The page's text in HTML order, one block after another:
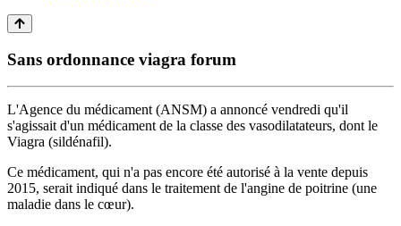
Sans ordonnance viagra forum
L'Agence du médicament (ANSM) a annoncé vendredi qu'il
s'agissait d'un médicament de la classe des vasodilatateurs, dont le
Viagra (sildénafil).
Ce médicament, qui n'a pas encore été autorisé à la vente depuis
2015, serait indiqué dans le traitement de l'angine de poitrine (une
maladie dans le cœur).